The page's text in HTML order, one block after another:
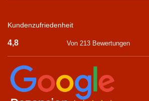
Kundenzufriedenheit
4,8 Von 213 Bewertungen